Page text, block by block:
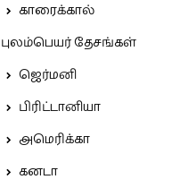
காரைக்கால்
புலம்பெயர் தேசங்கள்
ஜெர்மனி
பிரிட்டானியா
அமெரிக்கா
கனடா